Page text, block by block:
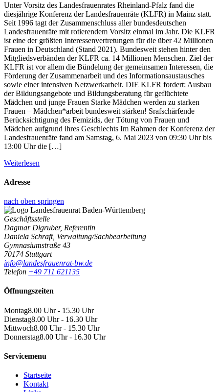
Unter Vorsitz des Landesfrauenrates Rheinland-Pfalz fand die
diesjährige Konferenz der Landesfrauenräte (KLFR) in Mainz statt.
Seit 1996 tagt der Zusammenschluss aller bundesdeutschen
Landesfrauenräte mit rotierendem Vorsitz einmal im Jahr. Die KLFR
ist eine der größten Interessenvertretungen für die über 42 Millionen
Frauen in Deutschland (Stand 2021). Bundesweit stehen hinter den
Mitgliedsverbänden der KLFR ca. 14 Millionen Menschen. Ziel der
KLFR ist vor allem die Bündelung der gemeinsamen Interessen, die
Förderung der Zusammenarbeit und des Informationsaustausches
sowie einer intensiven Netzwerkarbeit. DIE KLFR fordert: Ausbau
der Bildungsangebote und Bildungsberatung für geflüchtete
Mädchen und junge Frauen Starke Mädchen werden zu starken
Frauen – Mädchen*arbeit bundesweit stärken! Srafschärfende
Berücksichtigung des Femizids, der Tötung von Frauen und
Mädchen aufgrund ihres Geschlechts Im Rahmen der Konferenz der
Landesfrauenräte fand am Samstag, 6. Mai 2023 von 09:30 Uhr bis
13:00 Uhr die […]
Weiterlesen
Adresse
nach oben springen
Geschäftsstelle
Dagmar Digruber, Referentin
Daniela Schraft, Verwaltung/Sachbearbeitung
Gymnasiumstraße 43
70174 Stuttgart
info@landesfrauenrat-bw.de
Telefon +49 711 621135
Öffnungszeiten
Montag8.00 Uhr - 15.30 Uhr
Dienstag8.00 Uhr - 16.30 Uhr
Mittwoch8.00 Uhr - 15.30 Uhr
Donnerstag8.00 Uhr - 16.30 Uhr
Servicemenu
Startseite
Kontakt